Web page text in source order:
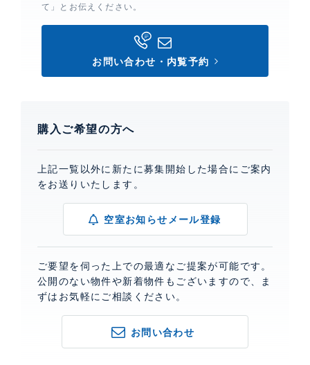
て」とお伝えください。
お問い合わせ・内覧予約
購入ご希望の方へ
上記一覧以外に新たに募集開始した場合にご案内
をお送りいたします。
空室お知らせメール登録
ご要望を伺った上での最適なご提案が可能です。
公開のない物件や新着物件もございますので、ま
ずはお気軽にご相談ください。
お問い合わせ